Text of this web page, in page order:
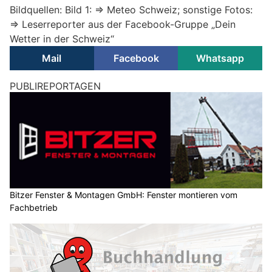
Bildquellen: Bild 1: => Meteo Schweiz; sonstige Fotos:
=> Leserreporter aus der Facebook-Gruppe „Dein
Wetter in der Schweiz“
Mail
Facebook Whatsapp
Lausanne VD: Stadt aktiviert Hitzenotfallplan
bereits zum dritten Mal in diesem Sommer
29.07.26
Auf Ersuchen der Waadtländer Kantonsbehördenaktiviert
die Stadt Lausanne
ab heute, Mittwoch, 29. Juli 2026, zum
dritten Mal in diesem Sommer ihren Hitzeplan.
Angesichts der in den kommenden Tagen erwarteten hohen
Temperaturen wird das Besuchsprogrammfür Personen ab 65
Jahrenaktiviert.
Weiterlesen